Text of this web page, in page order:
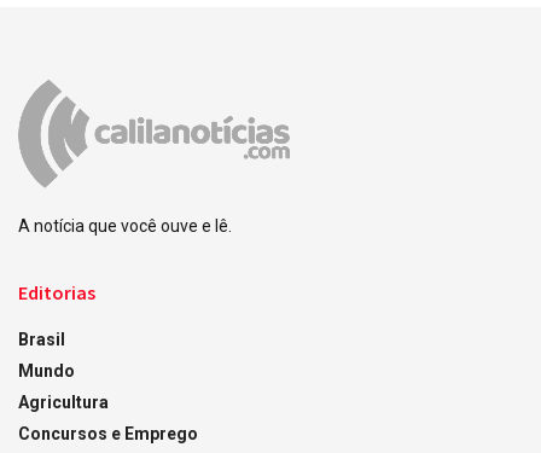
A notícia que você ouve e lê.
Editorias
Brasil
Mundo
Agricultura
Concursos e Emprego